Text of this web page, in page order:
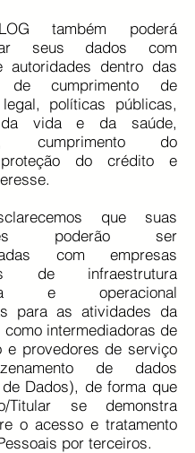
também poderá
seus dados com
autoridades dentro das
de cumprimento de
políticas públicas,
da vida e da saúde,
cumprimento do
do crédito e
que suas
poderão ser
com empresas
de infraestrutura
e operacional
para as atividades da
como intermediadoras de
e provedores de serviço
de dados
Dados), de forma que
Titular se demonstra
o acesso e tratamento
por terceiros.